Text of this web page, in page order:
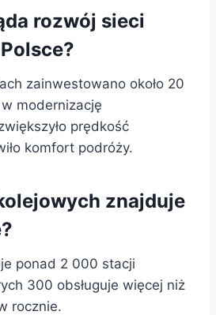
rozwój sieci
zainwestowano około 20
modernizację
prędkość
komfort podróży.
znajduje
ponad 2 000 stacji
300 obsługuje więcej niż
rocznie.